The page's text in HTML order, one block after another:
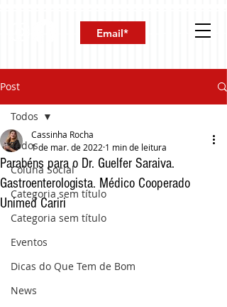
Post
Todos
Coluna Social
Categoria sem título
Categoria sem título
Eventos
Dicas do Que Tem de Bom
News
Todos
Parabéns para o Dr. Guelfer Saraiva.
Gastroenterologista. Médico Cooperado
Unimed Cariri
Cassinha Rocha
1 de mar. de 2022 1 min de leitura